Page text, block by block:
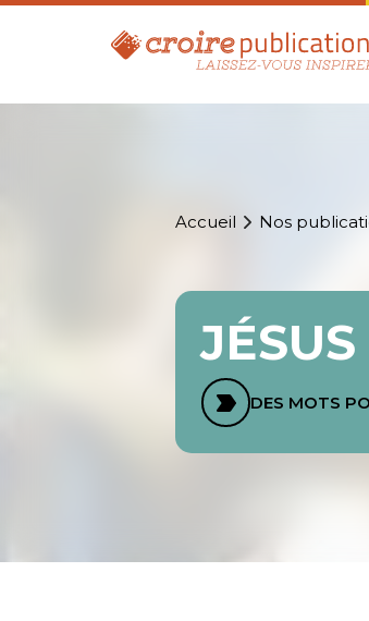
Accueil Nos
JÉSUS
DES MOTS